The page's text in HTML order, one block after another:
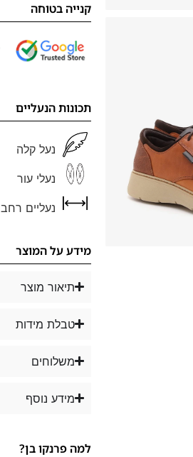
קנייה בטוחה
תכונות הנעליים
נעל קלה
נעלי עור
נעליים
מידע על המוצר
תיאור מוצר
טבלת מידות
משלוחים
מידע נוסף
למה פרנקו בן?